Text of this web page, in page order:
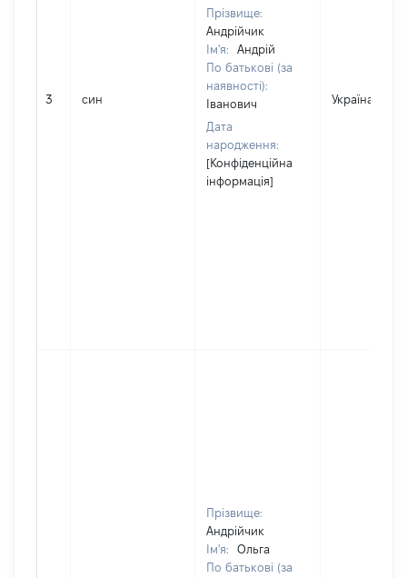
3 син
Прізвище:
Андрійчик
Ім'я:
Андрій
По батькові (за
наявності):
Іванович
Дата
народження:
[Конфіденційна
інформація]
Україна
Прізвище:
Андрійчик
Ім'я:
Ольга
По батькові (за